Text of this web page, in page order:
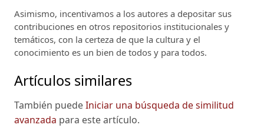
Asimismo, incentivamos a los autores a depositar sus
contribuciones en otros repositorios institucionales y
temáticos, con la certeza de que la cultura y el
conocimiento es un bien de todos y para todos.
Artículos similares
También puedeIniciar una búsqueda de similitud
avanzada para este artículo.